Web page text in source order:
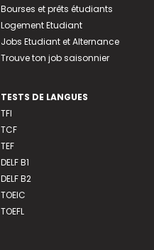
Bourses et prêts étudiants
Logement Etudiant
Jobs Etudiant et Alternance
Trouve ton job saisonnier
TESTS DE LANGUES
TFI
TCF
TEF
DELF B1
DELF B2
TOEIC
TOEFL